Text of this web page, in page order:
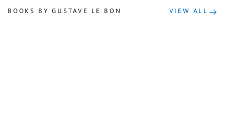
BOOKS BY GUSTAVE LE BON VIEW ALL